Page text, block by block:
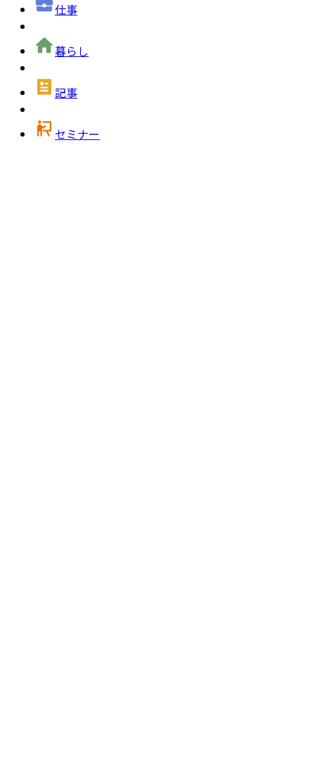
仕事
暮らし
記事
セミナー